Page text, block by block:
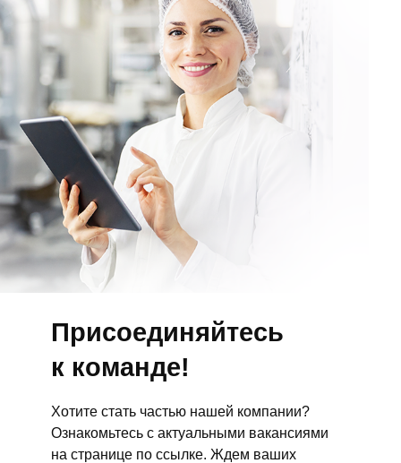
Присоединяйтесь
к команде!
Хотите стать частью нашей компании?
Ознакомьтесь с актуальными вакансиями
на странице по ссылке. Ждем ваших